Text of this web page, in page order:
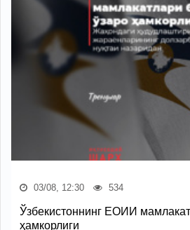
03/08, 12:30 534
Ўзбекистоннинг ЕОИИ
ҳамкорлиги